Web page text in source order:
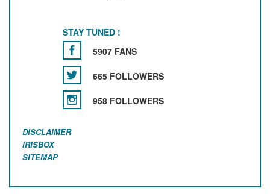
STAY TUNED !
5907 FANS
665 FOLLOWERS
958 FOLLOWERS
DISCLAIMER
IRISBOX
SITEMAP